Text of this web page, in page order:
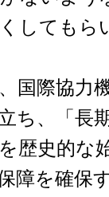
してもら
国際協力
ち、「長
歴史的な
障を確保